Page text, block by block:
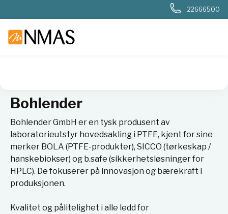
22666500
Bohlender
Bohlender GmbH er en tysk produsent av
laboratorieutstyr hovedsakling i PTFE, kjent for sine
merker BOLA (PTFE-produkter), SICCO (tørkeskap /
hanskebiokser) og b.safe (sikkerhetsløsninger for
HPLC). De fokuserer på innovasjon og bærekraft i
produksjonen.
Kvalitet og pålitelighet i alle ledd for